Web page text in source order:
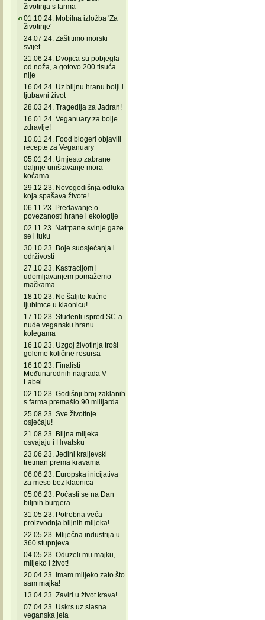
životinja s farma
01.10.24. Mobilna izložba 'Za
životinje'
24.07.24. Zaštitimo morski
svijet
21.06.24. Dvojica su pobjegla
od noža, a gotovo 200 tisuća
nije
16.04.24. Uz biljnu hranu bolji i
ljubavni život
28.03.24. Tragedija za Jadran!
16.01.24. Veganuary za bolje
zdravlje!
10.01.24. Food blogeri objavili
recepte za Veganuary
05.01.24. Umjesto zabrane
daljnje uništavanje mora
koćama
29.12.23. Novogodišnja odluka
koja spašava živote!
06.11.23. Predavanje o
povezanosti hrane i ekologije
02.11.23. Natrpane svinje gaze
se i tuku
30.10.23. Boje suosjećanja i
održivosti
27.10.23. Kastracijom i
udomljavanjem pomažemo
mačkama
18.10.23. Ne šaljite kućne
ljubimce u klaonicu!
17.10.23. Studenti ispred SC-a
nude vegansku hranu
kolegama
16.10.23. Uzgoj životinja troši
goleme količine resursa
16.10.23. Finalisti
Međunarodnih nagrada V-
Label
02.10.23. Godišnji broj zaklanih
s farma premašio 90 milijarda
25.08.23. Sve životinje
osjećaju!
21.08.23. Biljna mlijeka
osvajaju i Hrvatsku
23.06.23. Jedini kraljevski
tretman prema kravama
06.06.23. Europska inicijativa
za meso bez klaonica
05.06.23. Počasti se na Dan
biljnih burgera
31.05.23. Potrebna veća
proizvodnja biljnih mlijeka!
22.05.23. Mliječna industrija u
360 stupnjeva
04.05.23. Oduzeli mu majku,
mlijeko i život!
20.04.23. Imam mlijeko zato što
sam majka!
13.04.23. Zaviri u život krava!
07.04.23. Uskrs uz slasna
veganska jela